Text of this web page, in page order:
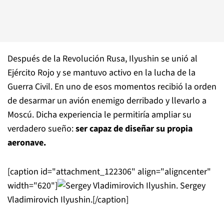
Después de la Revolución Rusa, Ilyushin se unió al
Ejército Rojo y se mantuvo activo en la lucha de la
Guerra Civil. En uno de esos momentos recibió la orden
de desarmar un avión enemigo derribado y llevarlo a
Moscú. Dicha experiencia le permitiría ampliar su
verdadero sueño:ser capaz de diseñar su propia
aeronave.
[caption id="attachment_122306" align="aligncenter"
width="620"]
Sergey
Vladimirovich Ilyushin.[/caption]